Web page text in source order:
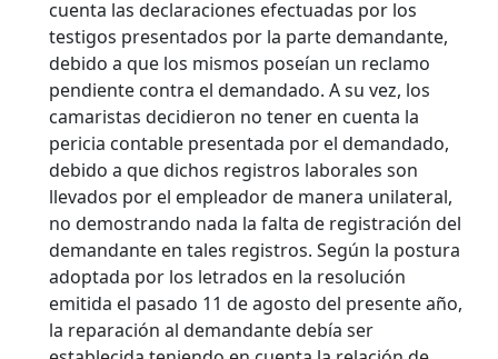
cuenta las declaraciones efectuadas por los
testigos presentados por la parte demandante,
debido a que los mismos poseían un reclamo
pendiente contra el demandado. A su vez, los
camaristas decidieron no tener en cuenta la
pericia contable presentada por el demandado,
debido a que dichos registros laborales son
llevados por el empleador de manera unilateral,
no demostrando nada la falta de registración del
demandante en tales registros. Según la postura
adoptada por los letrados en la resolución
emitida el pasado 11 de agosto del presente año,
la reparación al demandante debía ser